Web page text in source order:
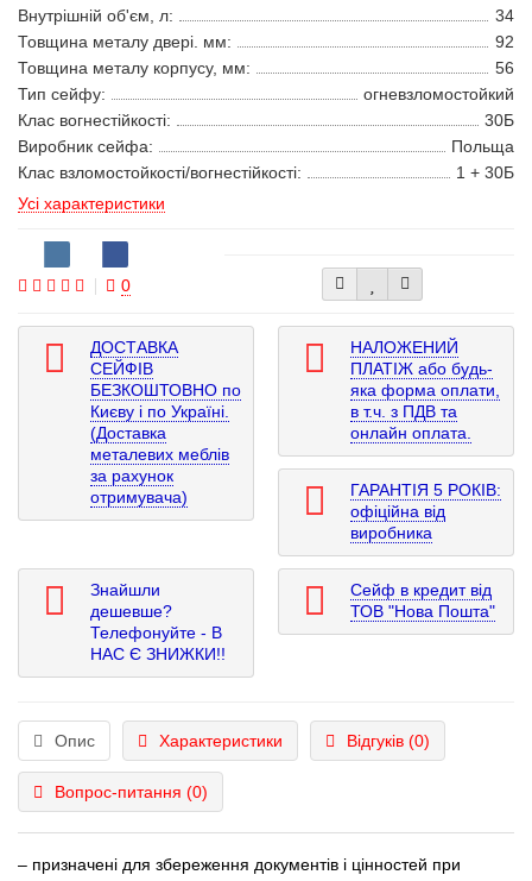
Внутрішній об'єм, л:
34
Товщина металу двері. мм:
92
Товщина металу корпусу, мм:
56
Тип сейфу:
огневзломостойкий
Клас вогнестійкості:
30Б
Виробник сейфа:
Польща
Клас взломостойкості/вогнестійкості:
1 + 30Б
Усі характеристики
0
ДОСТАВКА
СЕЙФІВ
БЕЗКОШТОВНО по
Києву і по Україні.
(Доставка
металевих меблів
за рахунок
отримувача)
НАЛОЖЕНИЙ
ПЛАТІЖ або будь-
яка форма оплати,
в т.ч. з ПДВ та
онлайн оплата.
ГАРАНТІЯ 5 РОКІВ:
офіційна від
виробника
Знайшли
дешевше?
Телефонуйте - В
НАС Є ЗНИЖКИ!!
Сейф в кредит від
ТОВ "Нова Пошта"
Опис Характеристики Відгуків (0)
Вопрос-питання (0)
– призначені для збереження документів і цінностей при